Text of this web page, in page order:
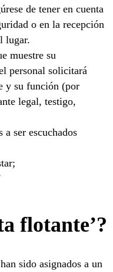
de tener en cuenta
o en la recepción
lugar.
muestre su
personal solicitará
y su función (por
legal, testigo,
ser escuchados
flotante’?
sido asignados a un